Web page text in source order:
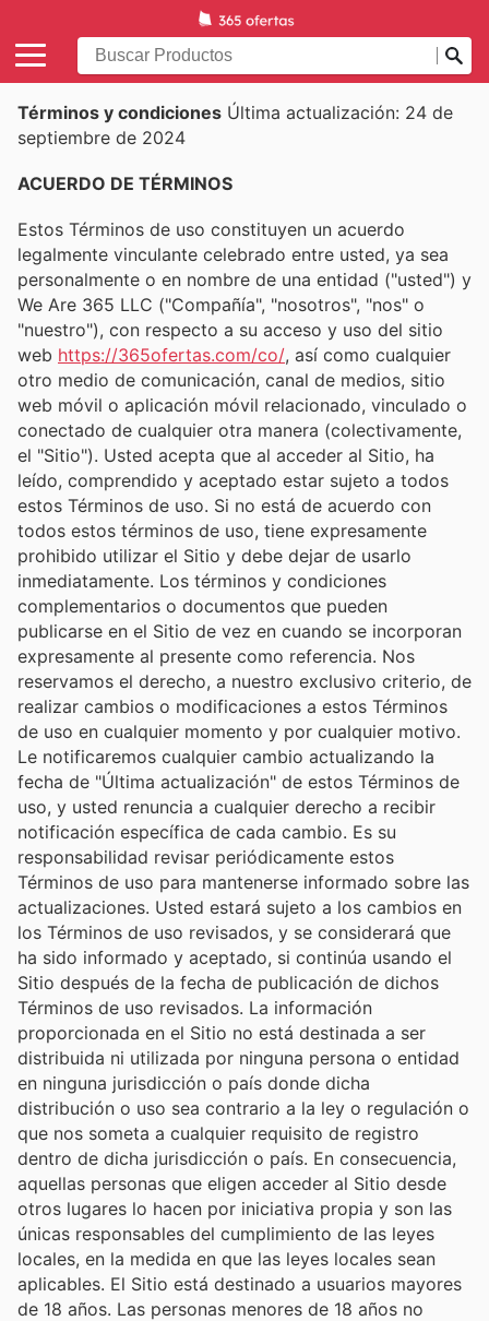
Términos y condiciones Última actualización: 24 de
septiembre de 2024
ACUERDO DE TÉRMINOS
Estos Términos de uso constituyen un acuerdo
legalmente vinculante celebrado entre usted, ya sea
personalmente o en nombre de una entidad ("usted") y
We Are 365 LLC ("Compañía", "nosotros", "nos" o
"nuestro"), con respecto a su acceso y uso del sitio
web https://365ofertas.com/co/, así como cualquier
otro medio de comunicación, canal de medios, sitio
web móvil o aplicación móvil relacionado, vinculado o
conectado de cualquier otra manera (colectivamente,
el "Sitio"). Usted acepta que al acceder al Sitio, ha
leído, comprendido y aceptado estar sujeto a todos
estos Términos de uso. Si no está de acuerdo con
todos estos términos de uso, tiene expresamente
prohibido utilizar el Sitio y debe dejar de usarlo
inmediatamente. Los términos y condiciones
complementarios o documentos que pueden
publicarse en el Sitio de vez en cuando se incorporan
expresamente al presente como referencia. Nos
reservamos el derecho, a nuestro exclusivo criterio, de
realizar cambios o modificaciones a estos Términos
de uso en cualquier momento y por cualquier motivo.
Le notificaremos cualquier cambio actualizando la
fecha de "Última actualización" de estos Términos de
uso, y usted renuncia a cualquier derecho a recibir
notificación específica de cada cambio. Es su
responsabilidad revisar periódicamente estos
Términos de uso para mantenerse informado sobre las
actualizaciones. Usted estará sujeto a los cambios en
los Términos de uso revisados, y se considerará que
ha sido informado y aceptado, si continúa usando el
Sitio después de la fecha de publicación de dichos
Términos de uso revisados. La información
proporcionada en el Sitio no está destinada a ser
distribuida ni utilizada por ninguna persona o entidad
en ninguna jurisdicción o país donde dicha
distribución o uso sea contrario a la ley o regulación o
que nos someta a cualquier requisito de registro
dentro de dicha jurisdicción o país. En consecuencia,
aquellas personas que eligen acceder al Sitio desde
otros lugares lo hacen por iniciativa propia y son las
únicas responsables del cumplimiento de las leyes
locales, en la medida en que las leyes locales sean
aplicables. El Sitio está destinado a usuarios mayores
de 18 años. Las personas menores de 18 años no